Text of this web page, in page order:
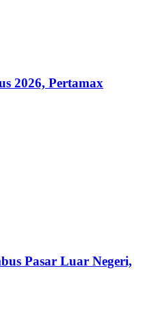
2026, Pertamax
Pasar Luar Negeri,